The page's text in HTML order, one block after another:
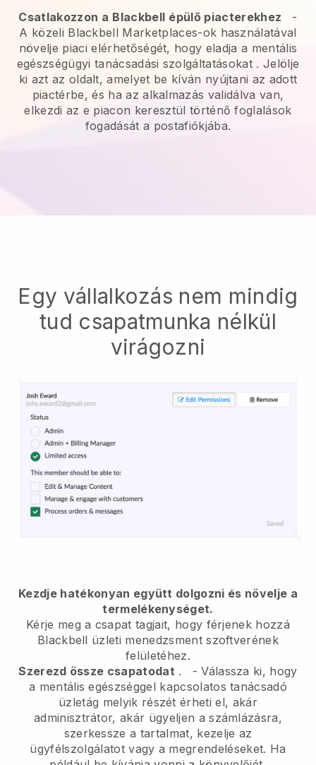
Csatlakozzon a Blackbell épülő piacterekhez
-
A közeli Blackbell Marketplaces-ok használatával
növelje piaci elérhetőségét, hogy eladja a mentális
egészségügyi tanácsadási szolgáltatásokat. Jelölje
ki azt az oldalt, amelyet be kíván nyújtani az adott
piactérbe, és ha az alkalmazás validálva van,
elkezdi az e piacon keresztül történő foglalások
fogadását a postafiókjába.
Egy vállalkozás nem mindig
tud csapatmunka nélkül
virágozni
Kezdje hatékonyan együtt dolgozni és növelje a
termelékenységet.
Kérje meg a csapat tagjait, hogy férjenek hozzá
Blackbell üzleti menedzsment szoftverének
felületéhez.
Szerezd össze csapatodat . -Válassza ki, hogy
a mentális egészséggel kapcsolatos tanácsadó
üzletág melyik részét érheti el, akár
adminisztrátor, akár ügyeljen a számlázásra,
szerkessze a tartalmat, kezelje az
ügyfélszolgálatot vagy a megrendeléseket. Ha